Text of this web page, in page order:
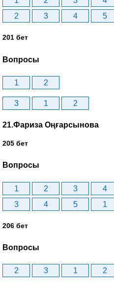
2
3 4 5
201 бет
Вопросы
1 2
3 1 2
21.Фариза Оңғарсынова
205 бет
Вопросы
1 2 3 4
3
4 5 1
206 бет
Вопросы
2 3 1 2